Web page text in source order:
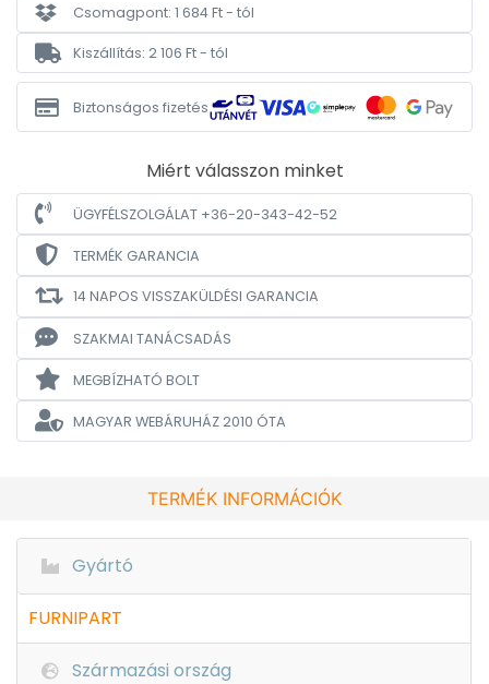
Csomagpont: 1 684 Ft - tól
Kiszállítás: 2 106 Ft - tól
Biztonságos fizetés
Miért válasszon minket
ÜGYFÉLSZOLGÁLAT +36-20-343-42-52
TERMÉK GARANCIA
14 NAPOS VISSZAKÜLDÉSI GARANCIA
SZAKMAI TANÁCSADÁS
MEGBÍZHATÓ BOLT
MAGYAR WEBÁRUHÁZ2010 ÓTA
TERMÉK INFORMÁCIÓK
Gyártó
FURNIPART
Származási ország